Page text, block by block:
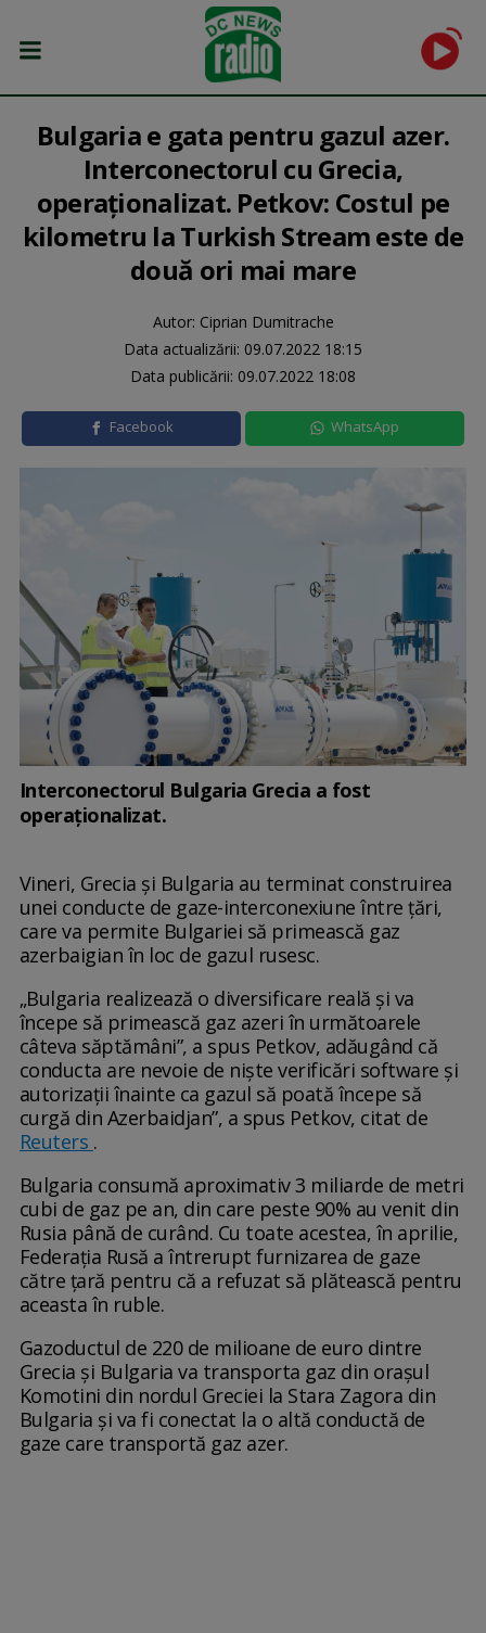
Bulgaria e gata pentru gazul azer.
Interconectorul cu Grecia,
operaționalizat. Petkov: Costul pe
kilometru la Turkish Stream este de
două ori mai mare
Autor: Ciprian Dumitrache
Data actualizării: 09.07.2022 18:15
Data publicării: 09.07.2022 18:08
Facebook WhatsApp
Interconectorul Bulgaria Grecia a fost
operaționalizat.
Vineri, Grecia și Bulgaria au terminat construirea
unei conducte de gaze-interconexiune între țări,
care va permite Bulgariei să primească gaz
azerbaigian în loc de gazul rusesc.
„Bulgaria realizează o diversificare reală și va
începe să primească gaz azeri în următoarele
câteva săptămâni”, a spus Petkov, adăugând că
conducta are nevoie de niște verificări software și
autorizații înainte ca gazul să poată începe să
curgă din Azerbaidjan”, a spus Petkov, citat de
Reuters .
Bulgaria consumă aproximativ 3 miliarde de metri
cubi de gaz pe an, din care peste 90% au venit din
Rusia până de curând. Cu toate acestea, în aprilie,
Federația Rusă a întrerupt furnizarea de gaze
către țară pentru că a refuzat să plătească pentru
aceasta în ruble.
Gazoductul de 220 de milioane de euro dintre
Grecia și Bulgaria va transporta gaz din orașul
Komotini din nordul Greciei la Stara Zagora din
Bulgaria și va fi conectat la o altă conductă de
gaze care transportă gaz azer.